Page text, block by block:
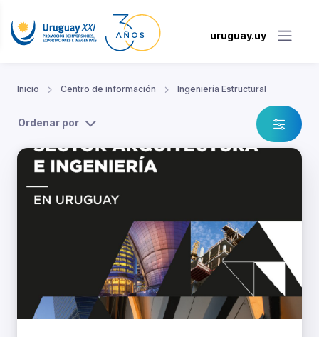
uruguay.uy
Inicio Centro de información Ingeniería Estructural
Ordenar por